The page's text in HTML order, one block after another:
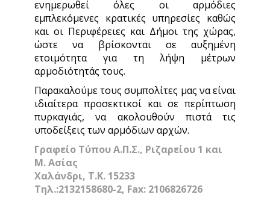
ενημερωθεί όλες οι αρμόδιες
εμπλεκόμενες κρατικές υπηρεσίες καθώς
και οι Περιφέρειες και Δήμοι της χώρας,
ώστε να βρίσκονται σε αυξημένη
ετοιμότητα για τη λήψη μέτρων
αρμοδιότητάς τους.
Παρακαλούμε τους συμπολίτες μας να είναι
ιδιαίτερα προσεκτικοί και σε περίπτωση
πυρκαγιάς, να ακολουθούν πιστά τις
υποδείξεις των αρμόδιων αρχών.
Γραφείο Τύπου Α.Π.Σ., Ριζαρείου 1 και
Μ. Ασίας
Χαλάνδρι, Τ.Κ. 15233
Τηλ.:2132158680-2, Fax: 2106826726